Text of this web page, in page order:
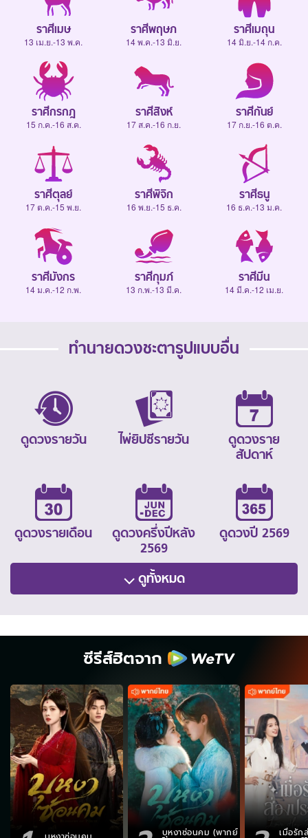
ราศีเมษ
13 เม.ย.-13 พ.ค.
ราศีพฤษภ
14 พ.ค.-13 มิ.ย.
ราศีเมถุน
14 มิ.ย.-14 ก.ค.
ราศีกรกฎ
15 ก.ค.-16 ส.ค.
ราศีสิงห์
17 ส.ค.-16 ก.ย.
ราศีกันย์
17 ก.ย.-16 ต.ค.
ราศีตุลย์
17 ต.ค.-15 พ.ย.
ราศีพิจิก
16 พ.ย.-15 ธ.ค.
ราศีธนู
16 ธ.ค.-13 ม.ค.
ราศีมังกร
14 ม.ค.-12 ก.พ.
ราศีกุมภ์
13 ก.พ.-13 มี.ค.
ราศีมีน
14 มี.ค.-12 เม.ย.
ทำนายดวงชะตารูปแบบอื่น
ดูดวงรายวัน ไพ่ยิปซีรายวัน
ดูดวงราย
สัปดาห์
ดูดวงรายเดือน
ดูดวงครึ่งปีหลัง
2569
ดูดวงปี 2569
ดูทั้งหมด
ซีรีส์ฮิตจาก
บุหงาซ่อนคม (พากย์ เมื่อรัก